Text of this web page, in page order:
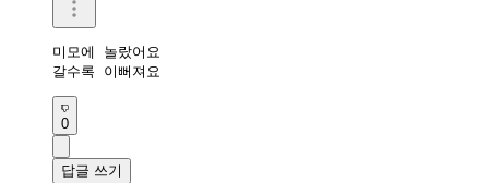
미모에 놀랐어요
갈수록 이뻐져요
0
답글 쓰기